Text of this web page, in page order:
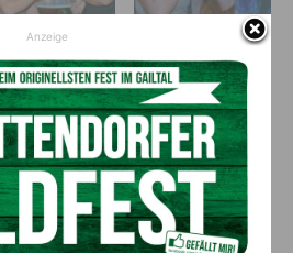
Anzeige